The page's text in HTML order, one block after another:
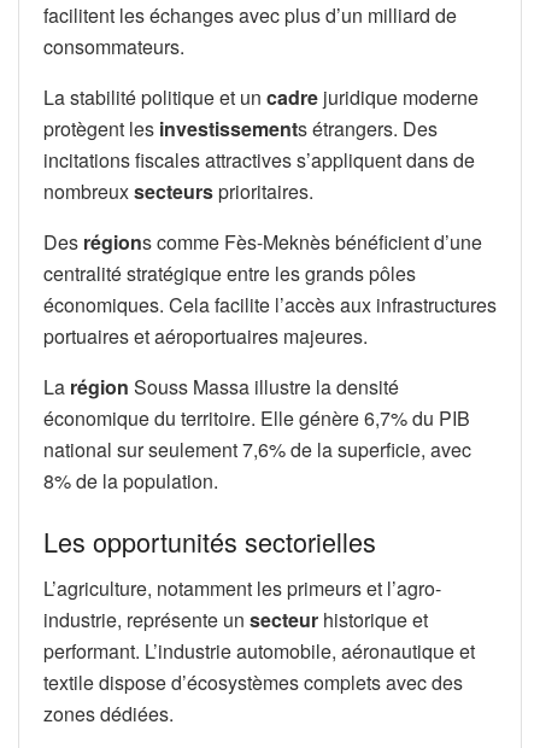
facilitent les échanges avec plus d’un milliard de
consommateurs.
La stabilité politique et un cadre juridique moderne
protègent les investissements étrangers. Des
incitations fiscales attractives s’appliquent dans de
nombreuxsecteursprioritaires.
Des régions comme Fès-Meknès bénéficient d’une
centralité stratégique entre les grands pôles
économiques. Cela facilite l’accès aux infrastructures
portuaires et aéroportuaires majeures.
La région Souss Massa illustre la densité
économique du territoire. Elle génère 6,7% du PIB
national sur seulement 7,6% de la superficie, avec
8% de la population.
Les opportunités sectorielles
L’agriculture, notamment les primeurs et l’agro-
industrie, représente un secteur historique et
performant. L’industrie automobile, aéronautique et
textile dispose d’écosystèmes complets avec des
zones dédiées.